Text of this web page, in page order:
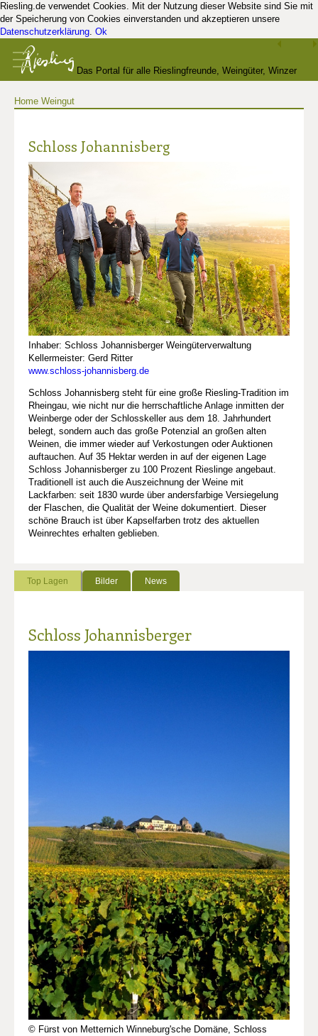
Riesling.de verwendet Cookies. Mit der Nutzung dieser Website sind Sie mit
der Speicherung von Cookies einverstanden und akzeptieren unsere
Datenschutzerklärung. Ok
Das Portal für alle Rieslingfreunde, Weingüter, Winzer
Home Weingut
Schloss Johannisberg
Inhaber: Schloss Johannisberger Weingüterverwaltung
Kellermeister: Gerd Ritter
www.schloss-johannisberg.de
Schloss Johannisberg steht für eine große Riesling-Tradition im
Rheingau, wie nicht nur die herrschaftliche Anlage inmitten der
Weinberge oder der Schlosskeller aus dem 18. Jahrhundert
belegt, sondern auch das große Potenzial an großen alten
Weinen, die immer wieder auf Verkostungen oder Auktionen
auftauchen. Auf 35 Hektar werden in auf der eigenen Lage
Schloss Johannisberger zu 100 Prozent Rieslinge angebaut.
Traditionell ist auch die Auszeichnung der Weine mit
Lackfarben: seit 1830 wurde über andersfarbige Versiegelung
der Flaschen, die Qualität der Weine dokumentiert. Dieser
schöne Brauch ist über Kapselfarben trotz des aktuellen
Weinrechtes erhalten geblieben.
Top Lagen Bilder News
Schloss Johannisberger
© Fürst von Metternich Winneburg'sche Domäne, Schloss